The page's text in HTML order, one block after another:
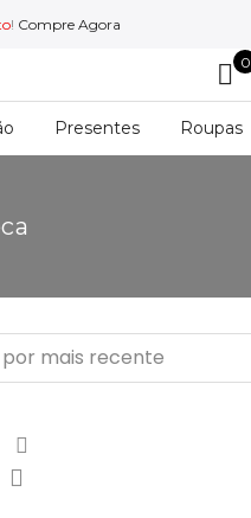
! Compre Agora
0
Presentes Roupas